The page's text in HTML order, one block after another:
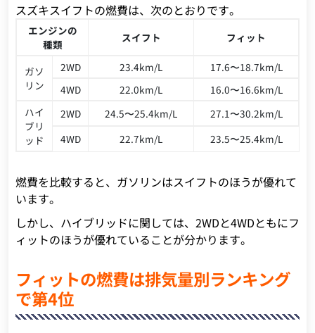
スズキスイフトの燃費は、次のとおりです。
エンジンの
種類
スイフト フィット
ガソ
リン
2WD 23.4km/L
17.6〜18.7km/L
4WD
22.0km/L
16.0〜16.6km/L
ハイ
ブリ
ッド
2WD 24.5〜25.4km/L
27.1〜30.2km/L
4WD
22.7km/L 23.5〜25.4km/L
燃費を比較すると、ガソリンはスイフトのほうが優れて
います。
しかし、ハイブリッドに関しては、2WDと4WDともにフ
ィットのほうが優れていることが分かります。
フィットの燃費は排気量別ランキング
で第4位